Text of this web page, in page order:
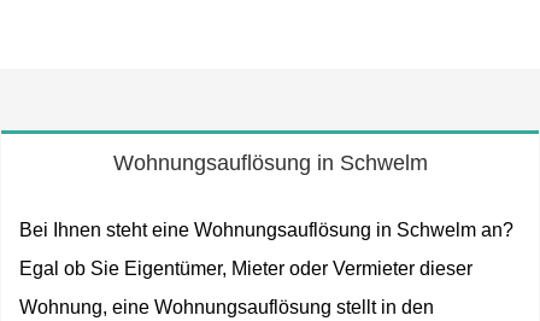
Wohnungsauflösung in Schwelm
Bei Ihnen steht eine Wohnungsauflösung in Schwelm an?
Egal ob Sie Eigentümer, Mieter oder Vermieter dieser
Wohnung, eine Wohnungsauflösung stellt in den